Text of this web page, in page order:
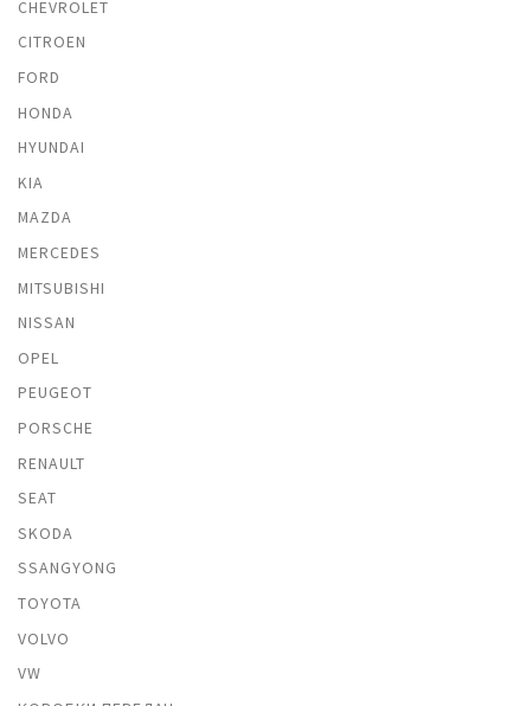
CHEVROLET
CITROEN
FORD
HONDA
HYUNDAI
KIA
MAZDA
MERCEDES
MITSUBISHI
NISSAN
OPEL
PEUGEOT
PORSCHE
RENAULT
SEAT
SKODA
SSANGYONG
TOYOTA
VOLVO
VW